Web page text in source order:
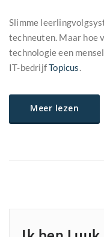
Slimme
techneuten. Maar hoe
technologie een
IT-bedrijfTopicus.
Meer lezen